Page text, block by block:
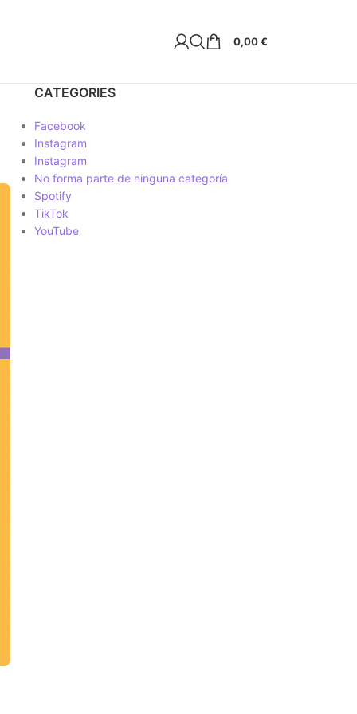
0,00€
CATEGORIES
Facebook
Instagram
Instagram
No forma parte de ninguna categoría
Spotify
TikTok
YouTube